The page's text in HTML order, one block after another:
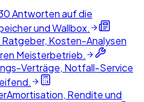
Antworten auf die
und Wallbox.
Kosten-Analysen
Meisterbetrieb.
Verträge, Notfall-Service
Amortisation, Rendite und